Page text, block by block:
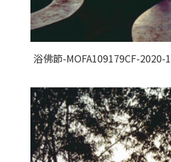
浴佛節-MOFA109179CF-2020-